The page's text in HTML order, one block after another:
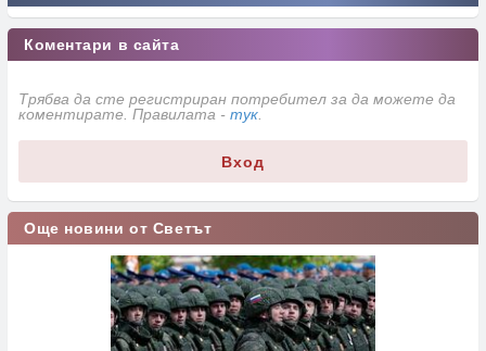
Коментари в сайта
Трябва да сте регистриран потребител за да можете да
коментирате. Правилата - тук
Вход
Още новини от Светът